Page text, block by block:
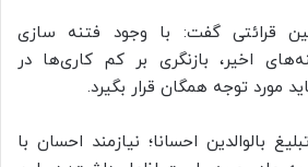
قرائتی گفت: با وجود فتنه سازی
اخیر، بازنگری بر کم کاری‌ها در
مورد توجه همگان قرار بگیرد.
بالوالدین احسانا؛ نیازمند احسان با